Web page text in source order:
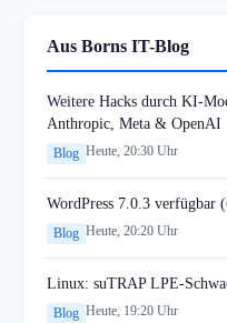
Aus Borns IT-Blog
Weitere Hacks durch KI-
Anthropic, Meta & OpenAI
Blog Heute, 20:30 Uhr
WordPress 7.0.3 verfügbar
Blog Heute, 20:20 Uhr
Linux: suTRAP LPE-
Blog Heute, 19:20 Uhr